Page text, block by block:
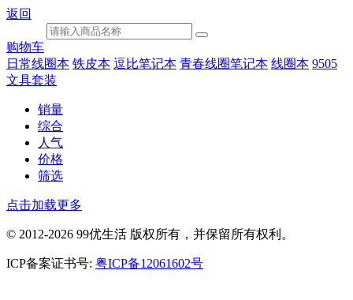
返回
购物车
日常线圈本 铁皮本 逗比笔记本 青春线圈笔记本 线圈本 9505
文具套装
销量
综合
人气
价格
筛选
点击加载更多
© 2012-2026 99优生活 版权所有，并保留所有权利。
ICP备案证书号: 粤ICP备12061602号